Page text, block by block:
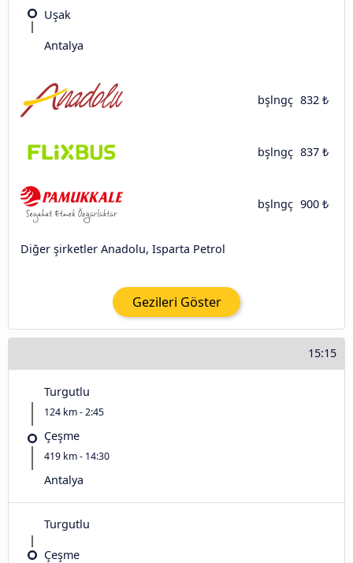
Uşak
Antalya
bşlngç 832 ₺
bşlngç 837 ₺
bşlngç 900 ₺
Diğer şirketler Anadolu, Isparta Petrol
Gezileri Göster
15:15
Turgutlu
124 km - 2:45
Çeşme
419 km - 14:30
Antalya
Turgutlu
Çeşme